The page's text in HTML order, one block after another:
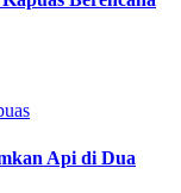
Api di Dua